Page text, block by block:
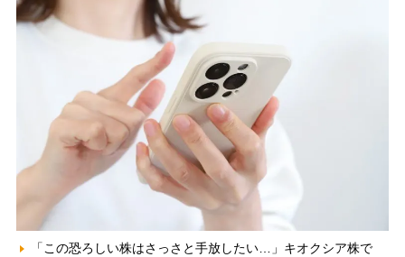
「この恐ろしい株はさっさと手放したい…」キオクシア株で